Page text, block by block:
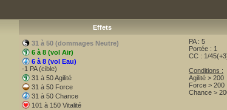
Effets
31 à 50 (dommages Neutre)
6 à 8 (vol Air)
6 à 8 (vol Eau)
-1 PA (cible)
31 à 50 Agilité
31 à 50 Force
31 à 50 Chance
101 à 150 Vitalité
PA : 5
Portée : 1
CC : 1/
Conditions :
Agilité > 200
Force > 200
Chance >